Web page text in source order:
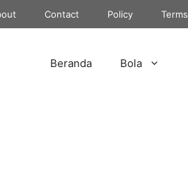
Contact Policy Terms
Beranda Bola